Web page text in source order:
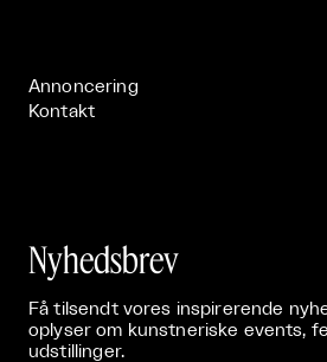
Annoncering
Kontakt
Nyhedsbrev
Få tilsendt vores inspirerende
oplyser om kunstneriske events,
udstillinger.